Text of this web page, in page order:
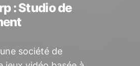
: Studio de
société de